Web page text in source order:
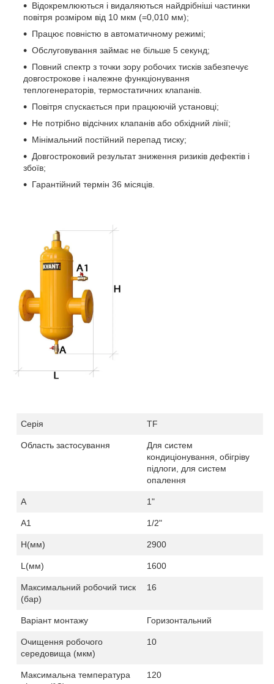
Відокремлюються і видаляються найдрібніші частинки
повітря розміром від 10 мкм (=0,010 мм);
Працює повністю в автоматичному режимі;
Обслуговування займає не більше 5 секунд;
Повний спектр з точки зору робочих тисків забезпечує
довгострокове і належне функціонування
теплогенераторів, термостатичних клапанів.
Повітря спускається при працюючій установці;
Не потрібно відсічних клапанів або обхідний лінії;
Мінімальний постійний перепад тиску;
Довгостроковий результат зниження ризиків дефектів і
збоїв;
Гарантійний термін 36 місяців.
Серія TF
Область застосування
Для систем
кондиціонування, обігріву
підлоги, для систем
опалення
A 1"
А1 1/2"
H(мм) 2900
L (мм) 1600
Максимальний робочий тиск
(бар)
16
Варіант монтажу Горизонтальний
Очищення робочого
середовища (мкм)
10
Максимальна температура
120